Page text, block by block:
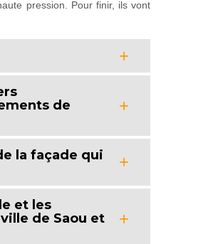
pression. Pour finir, ils vont
de
la façade qui
et les
de Saou et